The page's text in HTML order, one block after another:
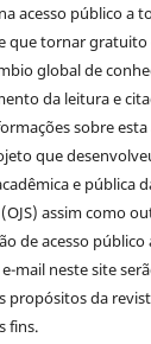
acesso público a
que tornar gratuito
global de
da leitura e
sobre
que
e pública
assim como
de acesso público
mail neste site
propósitos da
fins.